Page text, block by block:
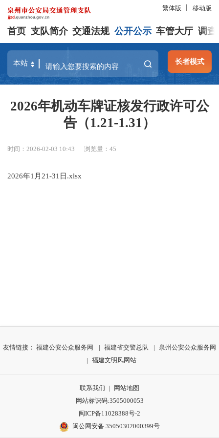
繁体版 移动版
首页 支队简介 交通法规 公开公示 车管大厅 调查
长者模式
2026年机动车牌证核发行政许可公
告（1.21-1.31）
时间：2026-02-03 10:43 浏览量：45
2026年1月21-31日.xlsx
友情链接：福建公安公众服务网 | 福建省交警总队 |
泉州公安公众服务网
| 福建文明风网站
联系我们 |
网站地图
网站标识码:3505000053
闽ICP备11028388号-2
闽公网安备 35050302000399号